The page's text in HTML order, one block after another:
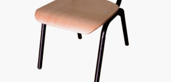
cantidad por favor comunicarse a nuestra
línea de atención en Bogotá al
6012401844 o vía WhatsApp
573102555723.